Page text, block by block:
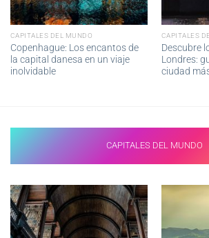
CAPITALES DEL MUNDO
Copenhague: Los encantos de
la capital danesa en un viaje
inolvidable
CAPITALES
Descubre
Londres:
ciudad
CAPITALES DEL MUNDO